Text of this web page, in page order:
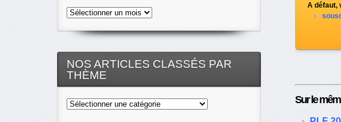
A défaut,
Sur le
Toutes
archives
NOS ARTICLES CLASSÉS PAR
THÈME
Nos